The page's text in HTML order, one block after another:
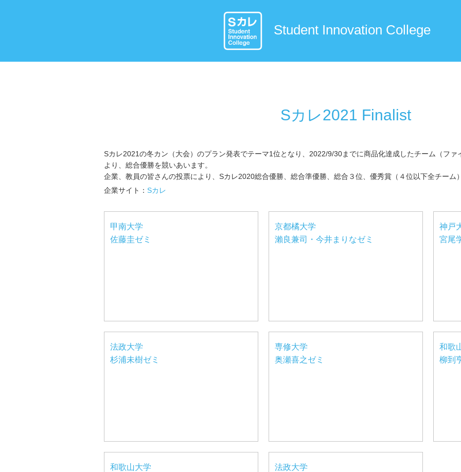
Student Innovation College
Sカレ2021 Finalist
Sカレ2021の冬カン（大会）のプラン発表でテーマ1位となり、2022/9/30までに商品化達成したチーム（ファ
より、総合優勝を競いあいます。
企業、教員の皆さんの投票により、Sカレ2020総合優勝、総合準優勝、総合３位、優秀賞（４位以下全チーム
企業サイト： Sカレ
甲南大学
佐藤圭ゼミ
京都橘大学
瀨良兼司・今井まりなゼミ
神戸
宮尾
法政大学
杉浦未樹ゼミ
専修大学
奥瀬喜之ゼミ
和歌
柳到
和歌山大学
法政大学